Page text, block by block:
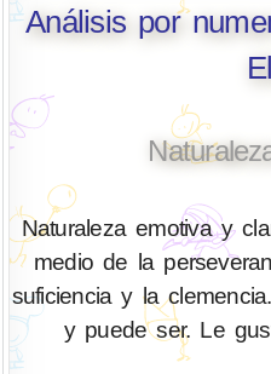
Análisis por
Naturaleza emotiva y
medio de la
suficiencia y la
y puede ser. Le